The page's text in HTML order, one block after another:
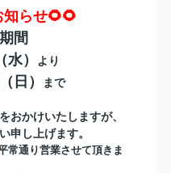
らせ🌻🌻
間
）
より
日） まで
おかけいたしますが、
申し上げます。
常通り営業させて頂きま